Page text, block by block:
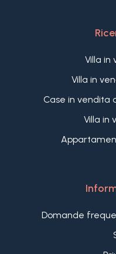
Villa in
Villa in
Case in vendita
Villa in
Domande